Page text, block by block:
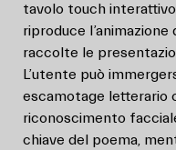
tavolo touch
riproduce
raccolte le
L’utente può
escamotage letterario
riconoscimento
chiave del poema,